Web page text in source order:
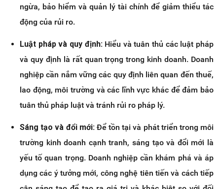
ngừa, bảo hiểm và quản lý tài chính để giảm thiểu tác
động của rủi ro.
Luật pháp và quy định:Hiểu và tuân thủ các luật pháp
và quy định là rất quan trọng trong kinh doanh. Doanh
nghiệp cần nắm vững các quy định liên quan đến thuế,
lao động, môi trường và các lĩnh vực khác để đảm bảo
tuân thủ pháp luật và tránh rủi ro pháp lý.
Sáng tạo và đổi mới:Để tồn tại và phát triển trong môi
trường kinh doanh cạnh tranh, sáng tạo và đổi mới là
yếu tố quan trọng. Doanh nghiệp cần khám phá và áp
dụng các ý tưởng mới, công nghệ tiên tiến và cách tiếp